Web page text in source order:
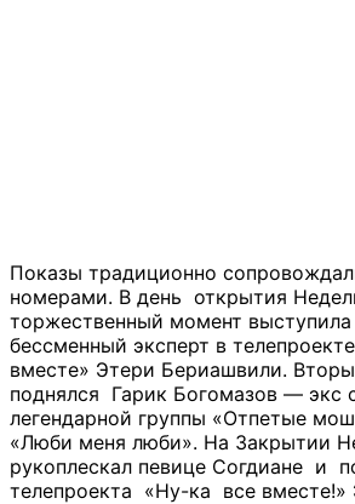
Показы традиционно
номерами. В день открытия
торжественный момент выступила
бессменный эксперт в
вместе» Этери Бериашвили.
поднялся Гарик Богомазов — экс
легендарной группы «Отпетые
«Люби меня люби». На Закрытии
рукоплескал певице Согдиане и
телепроекта «Ну-ка все вместе!»